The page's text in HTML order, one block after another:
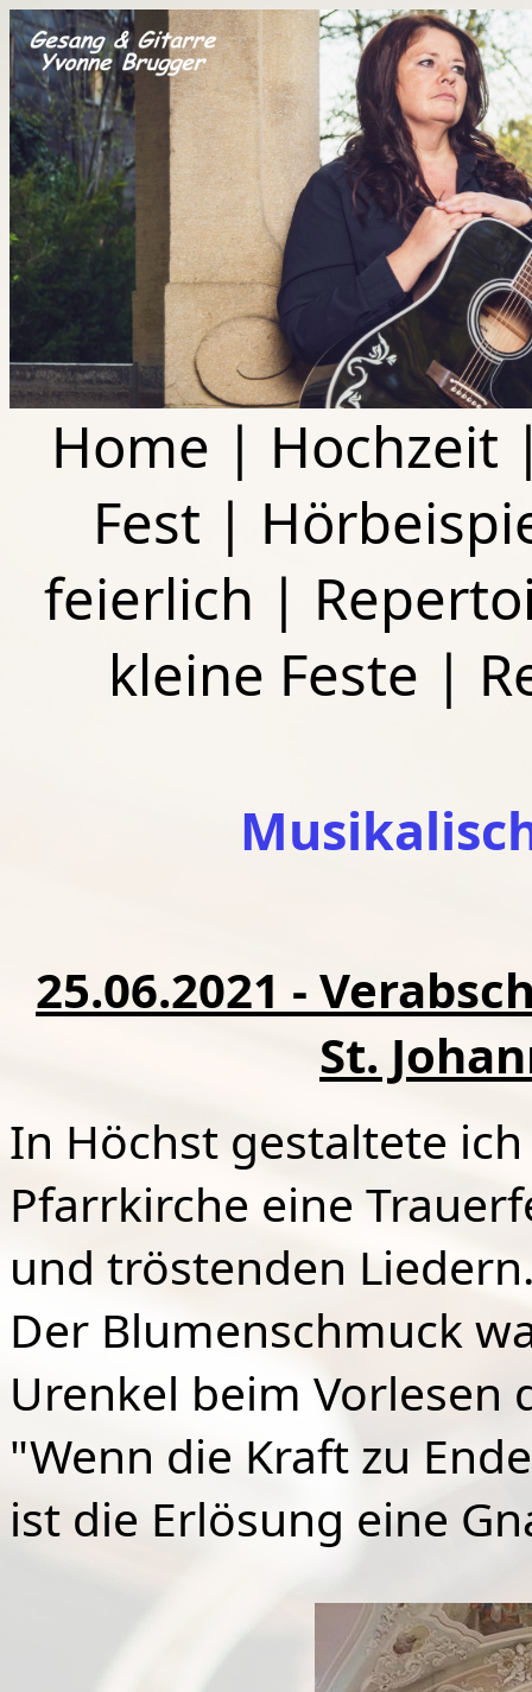
Home | Hochzeit
Fest |
feierlich |
kleine Feste |
25.06.2021 -
St.
In Höchst gestaltete
Pfarrkirche eine
und tröstenden
Der Blumenschmuck
Urenkel beim Vorlesen
"Wenn die Kraft zu
ist die Erlösung eine